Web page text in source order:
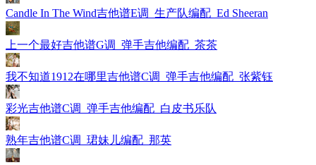
Candle In The Wind吉他谱E调_生产队编配_Ed Sheeran
上一个最好吉他谱G调_弹手吉他编配_茶茶
我不知道1912在哪里吉他谱C调_弹手吉他编配_张紫钰
彩光吉他谱C调_弹手吉他编配_白皮书乐队
熟年吉他谱C调_珺妹儿编配_那英